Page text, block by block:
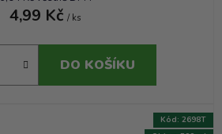
4,99 Kč / ks
DO KOŠÍKU
Kód: 2698T